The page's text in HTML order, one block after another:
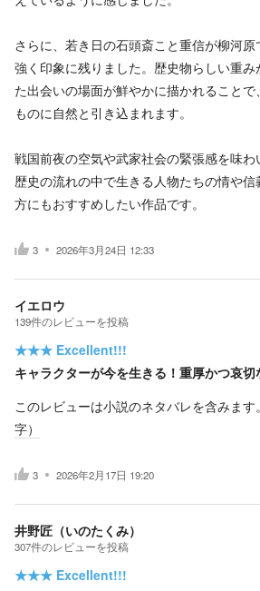
さらに、若き日の石頭斎こと重信が柳河
強く印象に残りました。歴史物らしい重
た出会いの場面が鮮やかに描かれること
ものに自然と引き込まれます。
戦国前夜の空気や武家社会の緊張感を味わ
歴史の流れの中で生きる人物たちの情や
方にもおすすめしたい作品です。
3 2026年3月24日 12:33
イエロウ
139件のレビューを投稿
★★★ Excellent!!!
キャラクターが今を生きる！重厚かつ哀切
このレビューは小説のネタバレを含みます。
字）
3 2026年2月17日 19:20
井野匠（いのたくみ）
307件のレビューを投稿
★★★ Excellent!!!